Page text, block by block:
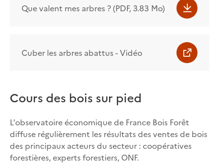
Que valent mes arbres ? (PDF, 3.83 Mo)
Cuber les arbres abattus - Vidéo
Cours des bois sur pied
L'observatoire économique de France Bois Forêt
diffuse régulièrement les résultats des ventes de bois
des principaux acteurs du secteur : coopératives
forestières, experts forestiers, ONF.